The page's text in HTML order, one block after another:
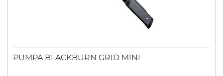
PUMPA BLACKBURN GRID MINI